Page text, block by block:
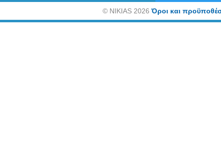
©NIKIAS 2026Όροι και